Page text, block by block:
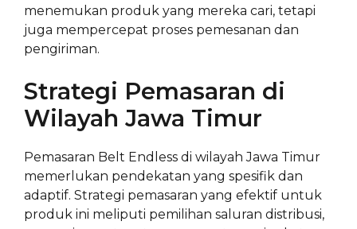
menemukan produk yang mereka cari, tetapi
juga mempercepat proses pemesanan dan
pengiriman.
Strategi Pemasaran di
Wilayah Jawa Timur
Pemasaran Belt Endless di wilayah Jawa Timur
memerlukan pendekatan yang spesifik dan
adaptif. Strategi pemasaran yang efektif untuk
produk ini meliputi pemilihan saluran distribusi,